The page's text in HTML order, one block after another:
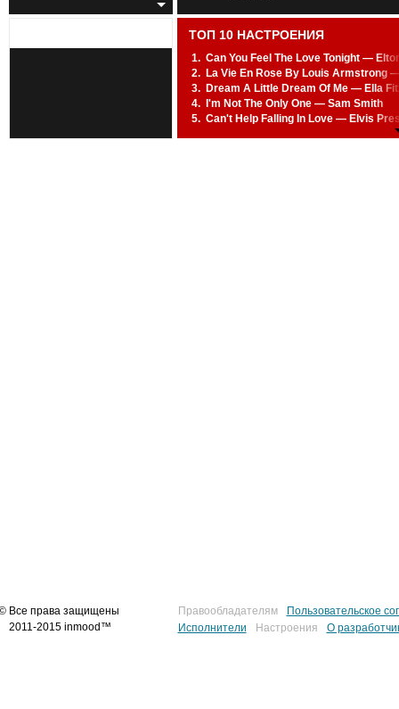
69% 12. I Put A Spell On You — Nina
86% 14. SALED WITH A KISS —
47% 15. Only When I Dance — Becca
79% 16. Through Glass — Stone Sour
ТОП 10 НАСТРОЕНИЯ
1. Can You Feel The Love Tonight —
2. La Vie En Rose By Louis Armstrong
3. Dream A Little Dream Of Me — Ella
4.
I'm Not The Only One — Sam Smith
5. Can't Help Falling In Love — Elvis
Все права защищены
2011-2015 inmood™
Правообладателям
Пользовательское
Исполнители
Настроения О